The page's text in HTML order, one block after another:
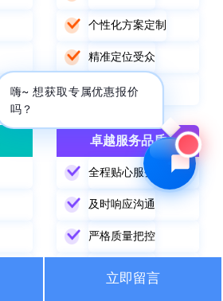
个性化方案定制
精准定位受众
数据驱动优化
卓越服务品质
全程贴心服务
及时响应沟通
严格质量把控
立即留言
嗨~ 想获取专属优惠报价
吗？
✏️ 其他